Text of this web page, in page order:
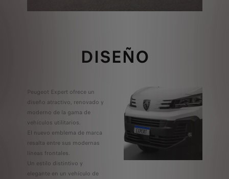
DISEÑO
Peugeot Expert ofrece un
diseño atractivo, renovado y
moderno de la gama de
vehículos utilitarios.
El nuevo emblema de marca
resalta entre sus modernas
líneas frontales.
Un estilo distintivo y
elegante en un vehículo de